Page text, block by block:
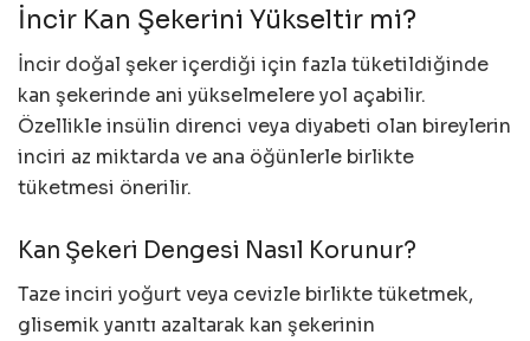
İncir Kan Şekerini Yükseltir mi?
İncir doğal şeker içerdiği için fazla tüketildiğinde
kan şekerinde ani yükselmelere yol açabilir.
Özellikle insülin direnci veya diyabeti olan bireylerin
inciri az miktarda ve ana öğünlerle birlikte
tüketmesi önerilir.
Kan Şekeri Dengesi Nasıl Korunur?
Taze inciri yoğurt veya cevizle birlikte tüketmek,
glisemik yanıtı azaltarak kan şekerinin